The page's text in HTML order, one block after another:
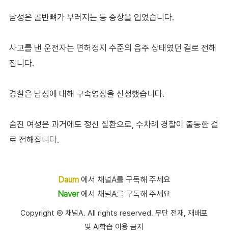
남성은 골반뼈가 부러지는 등 중상을 입었습니다.
사고를 낸 운전자는 면허정지 수준의 음주 상태였던 걸로 전해
집니다.
경찰은 남성에 대해 구속영장을 신청했습니다.
숨진 여성은 과거에도 정신 질환으로, 수차례 경찰이 출동한 걸
로 전해집니다.
Daum에서 채널A를 구독해 주세요
Naver에서 채널A를 구독해 주세요
Copyright Ⓒ 채널A. All rights reserved. 무단 전재, 재배포
및 AI학습 이용 금지